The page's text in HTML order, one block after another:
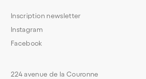
224 avenue de la Couronne
Inscription newsletter
Instagram
Facebook